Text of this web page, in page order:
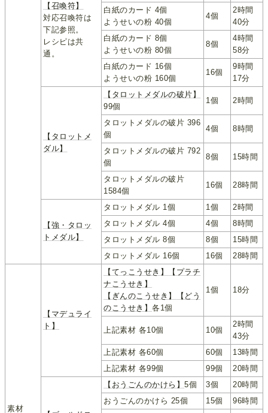
【召喚符】
対応召喚符は
下記参照。
レシピは共
通。
白紙のカード 4個
ようせいの粉 40個
4個
2時間
40分
白紙のカード 8個
ようせいの粉 80個
8個
4時間
58分
白紙のカード 16個
ようせいの粉 160個
16個
9時間
17分
【タロットメ
ダル】
【タロットメダルの破片】
99個
1個 2時間
タロットメダルの破片 396
個
4個 8時間
タロットメダルの破片 792
個
8個 15時間
タロットメダルの破片
1584個
16個 28時間
【強・タロッ
トメダル】
タロットメダル 1個 1個
2時間
タロットメダル 4個
4個
8時間
タロットメダル 8個
8個
15時間
タロットメダル 16個
16個 28時間
素材
【マデュライ
ト】
【てっこうせき】
【プラチ
ナこうせき】
【ぎんのこうせき】
【どう
のこうせき】各1個
1個 18分
上記素材 各10個 10個
2時間
43分
上記素材 各60個
60個
13時間
上記素材 各99個
99個 20時間
【おうごんのかけら】5個 3個
20時間
おうごんのかけら 25個
15個 96時間